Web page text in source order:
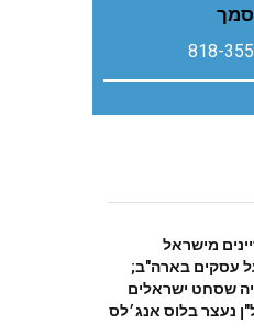
818-
מישראל
עסקים בארה"ב;
שסחט ישראלים
נעצר בלוס אנג׳לס